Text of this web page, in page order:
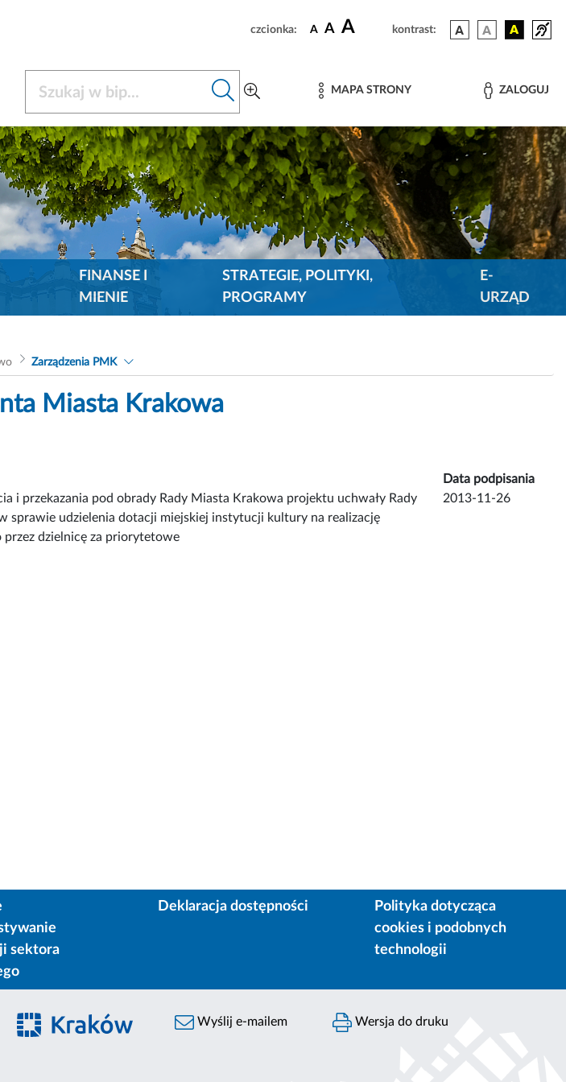
czcionka: A A A kontrast:
MAPA STRONY ZALOGUJ
FINANSE I
MIENIE
STRATEGIE, POLITYKI,
PROGRAMY
E-
URZĄD
Zarządzenia PMK
Miasta Krakowa
Data podpisania
i przekazania pod obrady Rady Miasta Krakowa projektu uchwały Rady
sprawie udzielenia dotacji miejskiej instytucji kultury na realizację
przez dzielnicę za priorytetowe
2013-11-26
sektora
Deklaracja dostępności
Polityka dotycząca
cookies i podobnych
technologii
Wyślij e-mailem Wersja do druku